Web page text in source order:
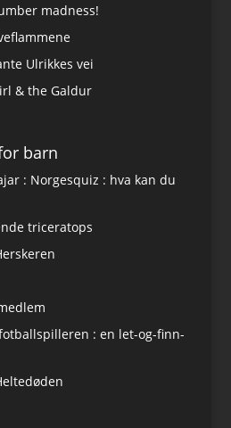
madness!
Ulrikkes vei
& the Galdur
barn
: Norgesquiz : hva kan du
triceratops
: en let-og-finn-